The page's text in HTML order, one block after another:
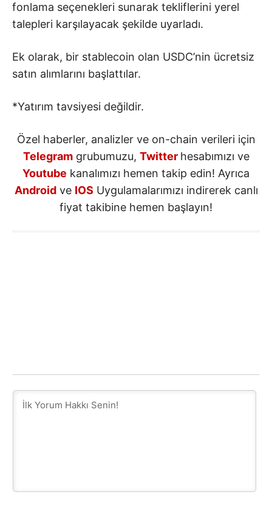
fonlama seçenekleri sunarak tekliflerini yerel
talepleri karşılayacak şekilde uyarladı.
Ek olarak, bir stablecoin olan USDC’nin ücretsiz
satın alımlarını başlattılar.
*Yatırım tavsiyesi değildir.
Özel haberler, analizler ve on-chain verileri için
Telegramgrubumuzu, Twitter hesabımızı ve
Youtube kanalımızı hemen takip edin! Ayrıca
Androidve IOS Uygulamalarımızı indirerek canlı
fiyat takibine hemen başlayın!